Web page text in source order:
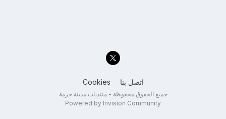
اتصل بنا Cookies
جميع الحقوق محفوظة - منتديات مدينة حرمة
Powered by Invision Community